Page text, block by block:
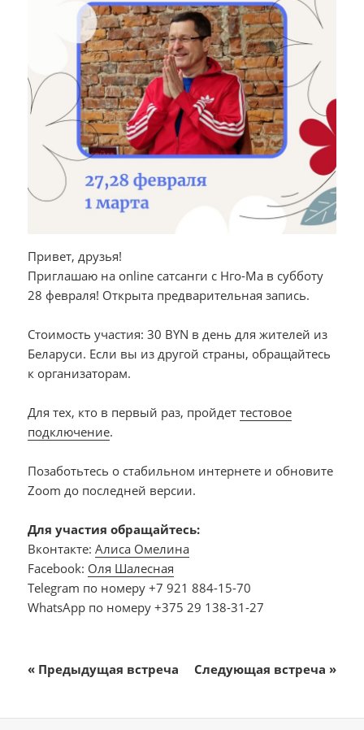
Привет, друзья!
Приглашаю на online сатсанги с Нго-Ма в субботу
28 февраля! Открыта предварительная запись.
Стоимость участия: 30 BYN в день для жителей из
Беларуси. Если вы из другой страны, обращайтесь
к организаторам.
Для тех, кто в первый раз, пройдеттестовое
подключение.
Позаботьтесь о стабильном интернете и обновите
Zoom до последней версии.
Для участия обращайтесь:
Вконтакте:Алиса Омелина
Facebook: Оля Шалесная
Telegram по номеру +7 921 884-15-70
WhatsApp по номеру +375 29 138-31-27
Навигация
« Предыдущая встреча Следующая встреча »